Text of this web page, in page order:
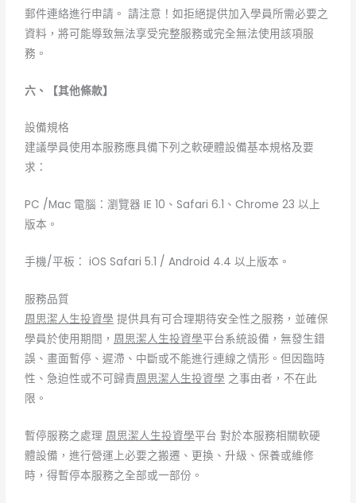
郵件連絡進行申請。 請注意！如拒絕提供加入學員所需必要之
資料，將可能導致無法享受完整服務或完全無法使用該項服
務。
六、【其他條款】
設備規格
建議學員使用本服務應具備下列之軟硬體設備基本規格及要
求：
PC /Mac 電腦：瀏覽器 IE 10、Safari 6.1、Chrome 23 以上
版本。
手機/平板： iOS Safari 5.1 / Android 4.4 以上版本。
服務品質
周思潔人生投資學 提供具有可合理期待安全性之服務，並確保
學員於使用期間， 周思潔人生投資學平台系統設備，無發生錯
誤、畫面暫停、遲滯、中斷或不能進行連線之情形。但因臨時
性、急迫性或不可歸責周思潔人生投資學 之事由者，不在此
限。
暫停服務之處理 周思潔人生投資學平台 對於本服務相關軟硬
體設備，進行營運上必要之搬遷、更換、升級、保養或維修
時，得暫停本服務之全部或一部份。